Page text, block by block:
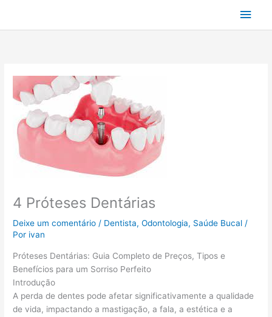
o
4 Próteses Dentárias
Deixe um comentário / Dentista,Odontologia, Saúde Bucal /
Por ivan
Próteses Dentárias: Guia Completo de Preços, Tipos e
Benefícios para um Sorriso Perfeito
Introdução
A perda de dentes pode afetar significativamente a qualidade
de vida, impactando a mastigação, a fala, a estética e a